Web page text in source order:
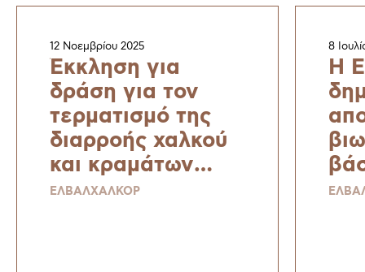
12 Νοεμβρίου 2025
Έκκληση για
δράση για τον
τερματισμό της
διαρροής χαλκού
και κραμάτων
χαλκού – μιας
ΕΛΒΑΛΧΑΛΚΟΡ
8
H